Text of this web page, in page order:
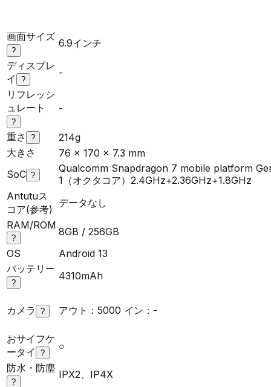
画面サイズ
?
6.9インチ
ディスプレ
イ
?
-
リフレッシ
ュレート
?
-
重さ ?
214g
大きさ
76 x 170 x 7.3 mm
SoC ?
Qualcomm Snapdragon 7 mobile platform
1（オクタコア）2.4GHz+2.36GHz+1.8GHz
Antutuス
コア(参考)
データなし
RAM/ROM
?
8GB / 256GB
OS
Android 13
バッテリー
?
4310mAh
カメラ ? アウト：5000 イン：-
おサイフケ
ータイ
?
○
防水・防塵
?
IPX2、IP4X